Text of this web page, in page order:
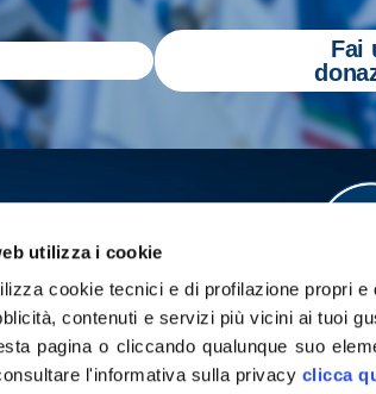
utilizza i cookie
cookie tecnici e di profilazione propri
contenuti e servizi più vicini ai tuoi
pagina o cliccando qualunque suo
l'informativa sulla privacy clicca
Fai